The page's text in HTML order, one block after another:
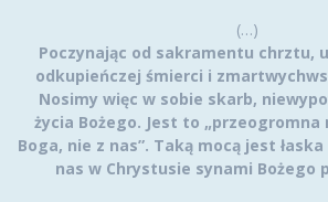
(…)
Poczynając od sakramentu chrztu,
odkupieńczej śmierci i
Nosimy więc w sobie skarb,
życia Bożego. Jest to
Boga, nie z nas”. Taką mocą jest
nas w Chrystusie synami Bożego